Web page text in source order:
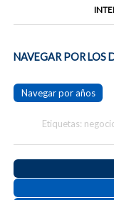
NAVEGAR POR LOS
Navegar por años
Etiquetas: